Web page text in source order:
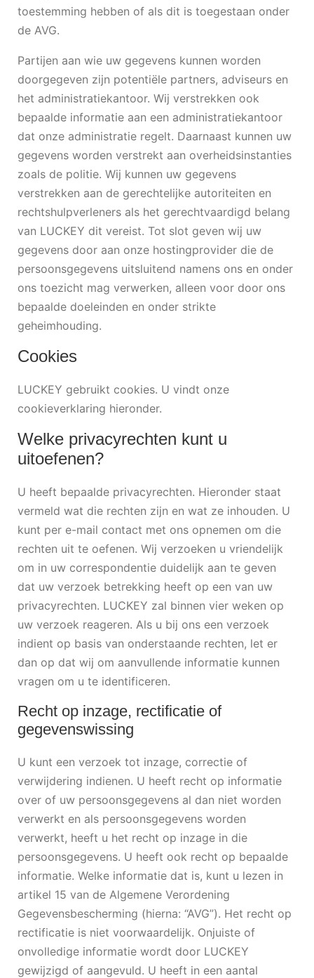
toestemming hebben of als dit is toegestaan onder
de AVG.
Partijen aan wie uw gegevens kunnen worden
doorgegeven zijn potentiële partners, adviseurs en
het administratiekantoor. Wij verstrekken ook
bepaalde informatie aan een administratiekantoor
dat onze administratie regelt. Daarnaast kunnen uw
gegevens worden verstrekt aan overheidsinstanties
zoals de politie. Wij kunnen uw gegevens
verstrekken aan de gerechtelijke autoriteiten en
rechtshulpverleners als het gerechtvaardigd belang
van LUCKEY dit vereist. Tot slot geven wij uw
gegevens door aan onze hostingprovider die de
persoonsgegevens uitsluitend namens ons en onder
ons toezicht mag verwerken, alleen voor door ons
bepaalde doeleinden en onder strikte
geheimhouding.
Cookies
LUCKEY gebruikt cookies. U vindt onze
cookieverklaring hieronder.
Welke privacyrechten kunt u
uitoefenen?
U heeft bepaalde privacyrechten. Hieronder staat
vermeld wat die rechten zijn en wat ze inhouden. U
kunt per e-mail contact met ons opnemen om die
rechten uit te oefenen. Wij verzoeken u vriendelijk
om in uw correspondentie duidelijk aan te geven
dat uw verzoek betrekking heeft op een van uw
privacyrechten. LUCKEY zal binnen vier weken op
uw verzoek reageren. Als u bij ons een verzoek
indient op basis van onderstaande rechten, let er
dan op dat wij om aanvullende informatie kunnen
vragen om u te identificeren.
Recht op inzage, rectificatie of
gegevenswissing
U kunt een verzoek tot inzage, correctie of
verwijdering indienen. U heeft recht op informatie
over of uw persoonsgegevens al dan niet worden
verwerkt en als persoonsgegevens worden
verwerkt, heeft u het recht op inzage in die
persoonsgegevens. U heeft ook recht op bepaalde
informatie. Welke informatie dat is, kunt u lezen in
artikel 15 van de Algemene Verordening
Gegevensbescherming (hierna: “AVG”). Het recht op
rectificatie is niet voorwaardelijk. Onjuiste of
onvolledige informatie wordt door LUCKEY
gewijzigd of aangevuld. U heeft in een aantal